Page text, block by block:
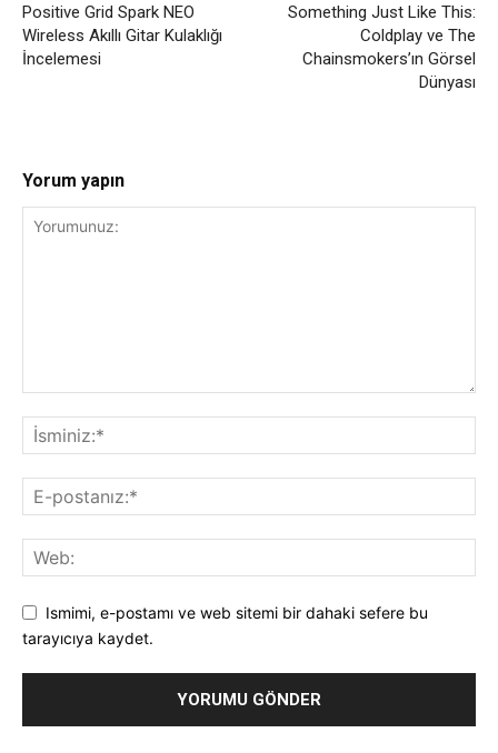
Positive Grid Spark NEO
Wireless Akıllı Gitar Kulaklığı
İncelemesi
Something Just Like This:
Coldplay ve The
Chainsmokers’ın Görsel
Dünyası
Yorum yapın
Ismimi, e-postamı ve web sitemi bir dahaki sefere bu
tarayıcıya kaydet.